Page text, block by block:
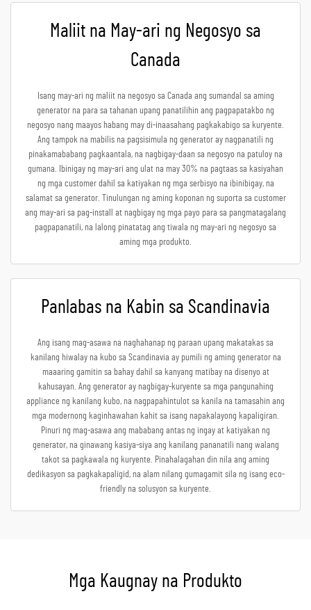
Maliit na May-ari ng Negosyo sa
Canada
Isang may-ari ng maliit na negosyo sa Canada ang sumandal sa aming
generator na para sa tahanan upang panatilihin ang pagpapatakbo ng
negosyo nang maayos habang may di-inaasahang pagkakabigo sa kuryente.
Ang tampok na mabilis na pagsisimula ng generator ay nagpanatili ng
pinakamababang pagkaantala, na nagbigay-daan sa negosyo na patuloy na
gumana. Ibinigay ng may-ari ang ulat na may 30% na pagtaas sa kasiyahan
ng mga customer dahil sa katiyakan ng mga serbisyo na ibinibigay, na
salamat sa generator. Tinulungan ng aming koponan ng suporta sa customer
ang may-ari sa pag-install at nagbigay ng mga payo para sa pangmatagalang
pagpapanatili, na lalong pinatatag ang tiwala ng may-ari ng negosyo sa
aming mga produkto.
Panlabas na Kabin sa Scandinavia
Ang isang mag-asawa na naghahanap ng paraan upang makatakas sa
kanilang hiwalay na kubo sa Scandinavia ay pumili ng aming generator na
maaaring gamitin sa bahay dahil sa kanyang matibay na disenyo at
kahusayan. Ang generator ay nagbigay-kuryente sa mga pangunahing
appliance ng kanilang kubo, na nagpapahintulot sa kanila na tamasahin ang
mga modernong kaginhawahan kahit sa isang napakalayong kapaligiran.
Pinuri ng mag-asawa ang mababang antas ng ingay at katiyakan ng
generator, na ginawang kasiya-siya ang kanilang pananatili nang walang
takot sa pagkawala ng kuryente. Pinahalagahan din nila ang aming
dedikasyon sa pagkakapaligid, na alam nilang gumagamit sila ng isang eco-
friendly na solusyon sa kuryente.
Mga Kaugnay na Produkto